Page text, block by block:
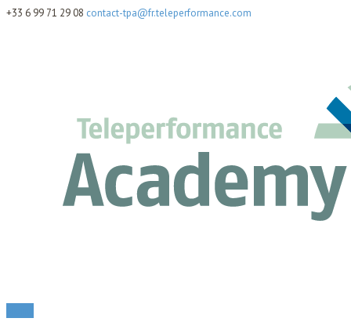
+33 6 99 71 29 08 contact-tpa@fr.teleperformance.com